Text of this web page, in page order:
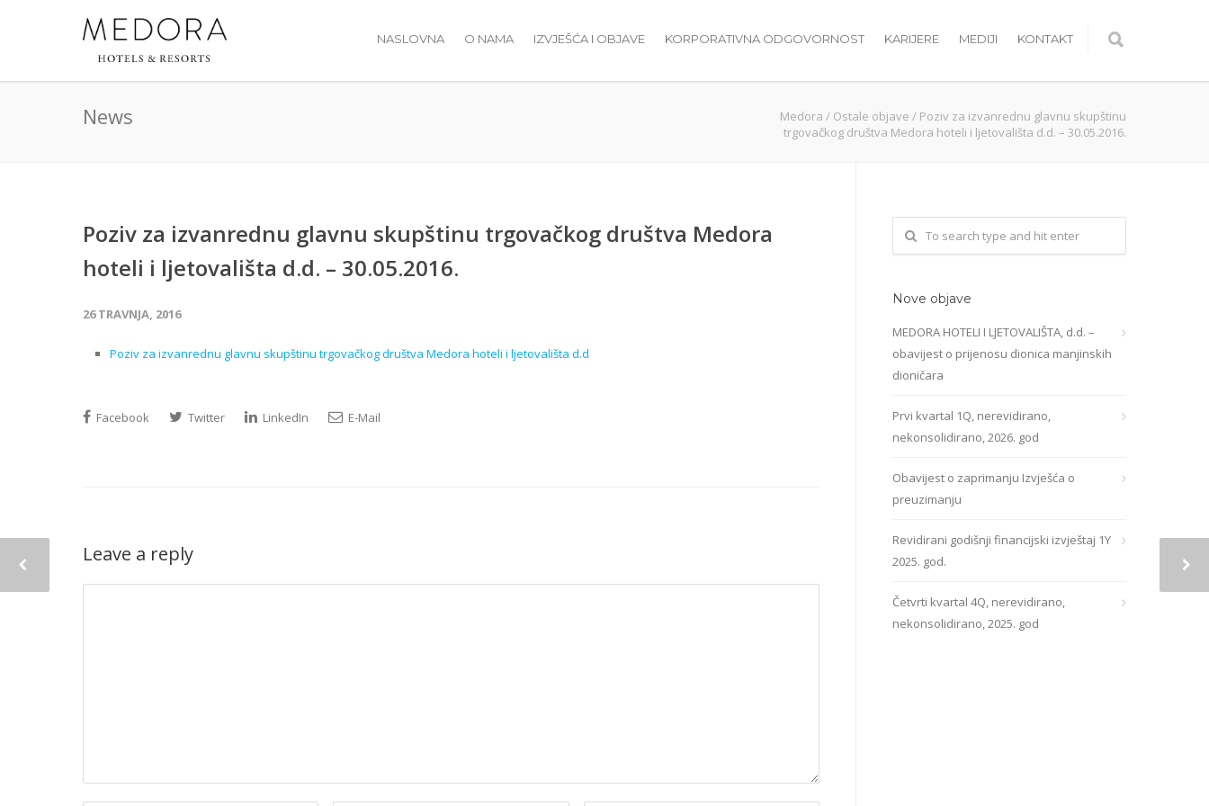
NASLOVNA O NAMA IZVJEŠĆA I OBJAVE KORPORATIVNA ODGOVORNOST KARIJERE MEDIJI KONTAKT
News Medora / Ostale objave / Poziv za izvanrednu glavnu skupštinu
trgovačkog društva Medora hoteli i ljetovališta d.d. – 30.05.2016.
Poziv za izvanrednu glavnu skupštinu trgovačkog društva Medora
hoteli i ljetovališta d.d. – 30.05.2016.
26 TRAVNJA, 2016
Poziv za izvanrednu glavnu skupštinu trgovačkog društva Medora hoteli i ljetovališta d.d
Facebook Twitter LinkedIn E-Mail
Leave a reply
Nove objave
MEDORA HOTELI I LJETOVALIŠTA, d.d. –
obavijest o prijenosu dionica manjinskih
dioničara
Prvi kvartal 1Q, nerevidirano,
nekonsolidirano, 2026. god
Obavijest o zaprimanju Izvješća o
preuzimanju
Revidirani godišnji financijski izvještaj 1Y
2025. god.
Četvrti kvartal 4Q, nerevidirano,
nekonsolidirano, 2025. god